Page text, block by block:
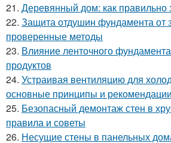
21. Деревянный дом: как правильно
22. Защита отдушин фундамента от
проверенные методы
23. Влияние ленточного
продуктов
24. Устраивая вентиляцию для
основные принципы и рекомендации
25. Безопасный демонтаж стен в
правила и советы
26. Несущие стены в панельных